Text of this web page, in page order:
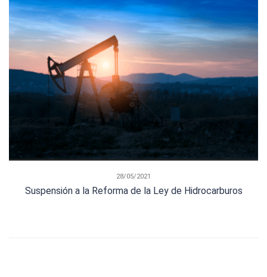
28/05/2021
Suspensión a la Reforma de la Ley de Hidrocarburos